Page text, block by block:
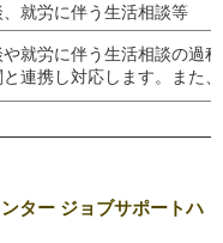
就労に伴う生活相談等
就労に伴う生活相談の過
連携し対応します。また
ター ジョブサポートハ